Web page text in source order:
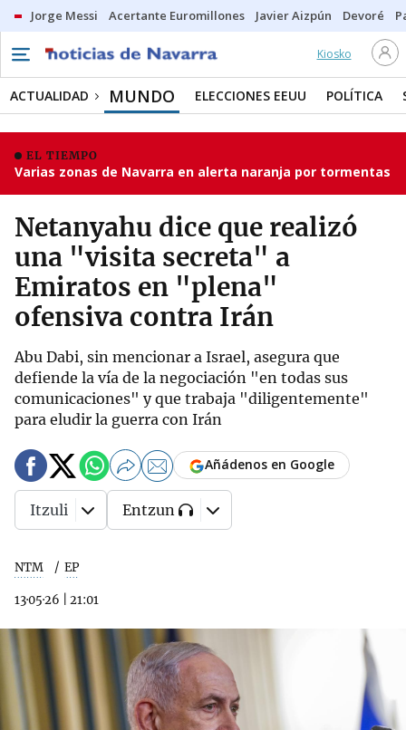
Jorge Messi Acertante Euromillones Javier Aizpún Devoré
Kiosko
ACTUALIDAD MUNDO ELECCIONES EEUU POLÍTICA
EL TIEMPO
Varias zonas de Navarra en alerta naranja por tormentas
Netanyahu dice que realizó
una "visita secreta" a
Emiratos en "plena"
ofensiva contra Irán
Abu Dabi, sin mencionar a Israel, asegura que
defiende la vía de la negociación "en todas sus
comunicaciones" y que trabaja "diligentemente"
para eludir la guerra con Irán
NTM EP
13·05·26 21:01
Añádenos en Google
Itzuli Entzun